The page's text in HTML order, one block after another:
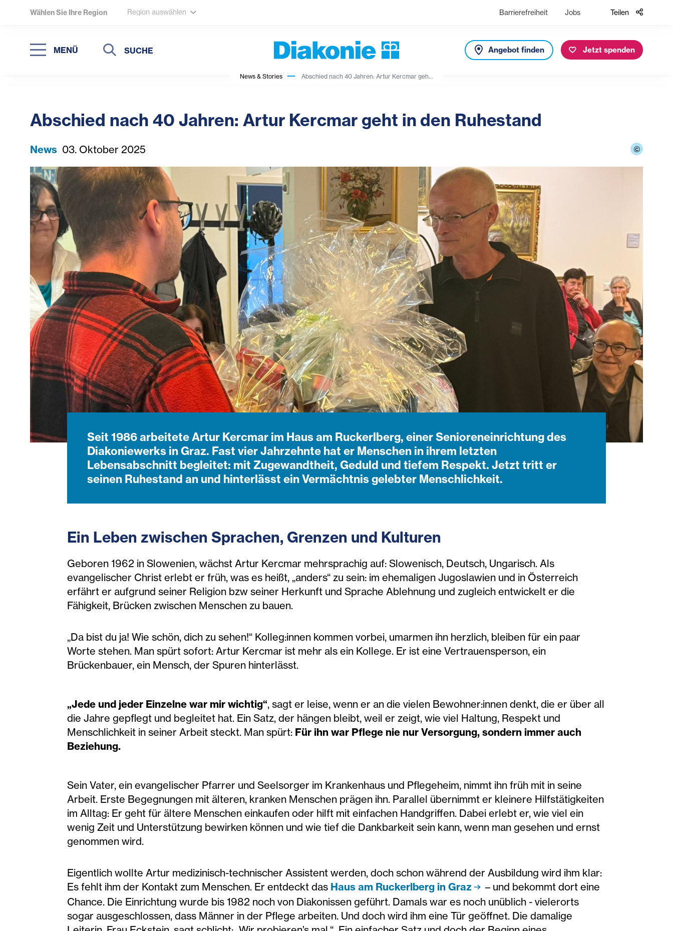
Wählen Sie Ihre Region Region auswählen Barrierefreiheit Jobs Teilen
MENÜ
Suche
Suche
Angebot finden Jetzt spenden
News & Stories Abschied nach 40 Jahren: Artur Kercmar geh...
Abschied nach 40 Jahren: Artur Kercmar geht in den Ruhestand
News 03. Oktober 2025 ©
Seit 1986 arbeitete Artur Kercmar im Haus am Ruckerlberg, einer Senioreneinrichtung des
Diakoniewerks in Graz. Fast vier Jahrzehnte hat er Menschen in ihrem letzten
Lebensabschnitt begleitet: mit Zugewandtheit, Geduld und tiefem Respekt. Jetzt tritt er
seinen Ruhestand an und hinterlässt ein Vermächtnis gelebter Menschlichkeit.
Ein Leben zwischen Sprachen, Grenzen und Kulturen
Geboren 1962 in Slowenien, wächst Artur Kercmar mehrsprachig auf: Slowenisch, Deutsch, Ungarisch. Als
evangelischer Christ erlebt er früh, was es heißt, „anders“ zu sein: im ehemaligen Jugoslawien und in Österreich
erfährt er aufgrund seiner Religion bzw seiner Herkunft und Sprache Ablehnung und zugleich entwickelt er die
Fähigkeit, Brücken zwischen Menschen zu bauen.
„Da bist du ja! Wie schön, dich zu sehen!“ Kolleg:innen kommen vorbei, umarmen ihn herzlich, bleiben für ein paar
Worte stehen. Man spürt sofort: Artur Kercmar ist mehr als ein Kollege. Er ist eine Vertrauensperson, ein
Brückenbauer, ein Mensch, der Spuren hinterlässt.
„Jede und jeder Einzelne war mir wichtig“, sagt er leise, wenn er an die vielen Bewohner:innen denkt, die er über all
die Jahre gepflegt und begleitet hat. Ein Satz, der hängen bleibt, weil er zeigt, wie viel Haltung, Respekt und
Menschlichkeit in seiner Arbeit steckt. Man spürt: Für ihn war Pflege nie nur Versorgung, sondern immer auch
Beziehung.
Sein Vater, ein evangelischer Pfarrer und Seelsorger im Krankenhaus und Pflegeheim, nimmt ihn früh mit in seine
Arbeit. Erste Begegnungen mit älteren, kranken Menschen prägen ihn. Parallel übernimmt er kleinere Hilfstätigkeiten
im Alltag: Er geht für ältere Menschen einkaufen oder hilft mit einfachen Handgriffen. Dabei erlebt er, wie viel ein
wenig Zeit und Unterstützung bewirken können und wie tief die Dankbarkeit sein kann, wenn man gesehen und ernst
genommen wird.
Eigentlich wollte Artur medizinisch-technischer Assistent werden, doch schon während der Ausbildung wird ihm klar:
Es fehlt ihm der Kontakt zum Menschen. Er entdeckt das Haus am Ruckerlberg in Graz
– und bekommt dort eine
Chance. Die Einrichtung wurde bis 1982 noch von Diakonissen geführt. Damals war es noch unüblich - vielerorts
sogar ausgeschlossen, dass Männer in der Pflege arbeiten. Und doch wird ihm eine Tür geöffnet. Die damalige